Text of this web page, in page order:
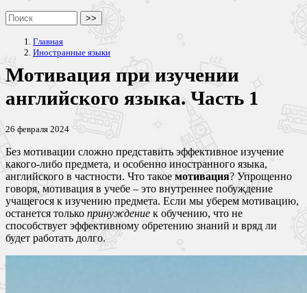
>>
Главная
Иностранные языки
Мотивация при изучении
английского языка. Часть 1
26 февраля 2024
Без мотивации сложно представить эффективное изучение
какого-либо предмета, и особенно иностранного языка,
английского в частности. Что такое мотивация? Упрощенно
говоря, мотивация в учебе – это внутреннее побуждение
учащегося к изучению предмета. Если мы уберем мотивацию,
останется только принуждение к обучению, что не
способствует эффективному обретению знаний и вряд ли
будет работать долго.